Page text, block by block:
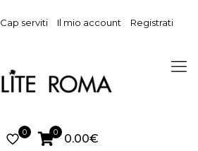
Cap serviti Il mio account Registrati
0 0 0.00€